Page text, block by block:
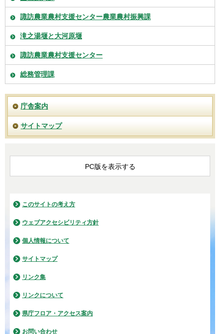
諏訪農業農村支援センター農業農村振興課
滝之湯堰と大河原堰
諏訪農業農村支援センター
総務管理課
庁舎案内
サイトマップ
PC版を表示する
このサイトの考え方
ウェブアクセシビリティ方針
個人情報について
サイトマップ
リンク集
リンクについて
県庁フロア・アクセス案内
お問い合わせ